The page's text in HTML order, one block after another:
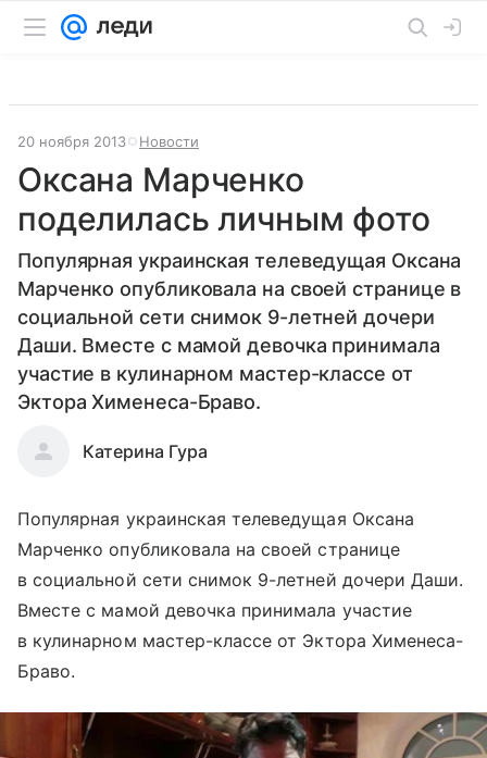
20 ноября 2013 Новости
Оксана Марченко
поделилась личным фото
Популярная украинская телеведущая Оксана
Марченко опубликовала на своей странице в
социальной сети снимок 9-летней дочери
Даши. Вместе с мамой девочка принимала
участие в кулинарном мастер-классе от
Эктора Хименеса-Браво.
Катерина Гура
Популярная украинская телеведущая Оксана
Марченко опубликовала на своей странице
в социальной сети снимок 9-летней дочери Даши.
Вместе с мамой девочка принимала участие
в кулинарном мастер-классе от Эктора Хименеса-
Браво.